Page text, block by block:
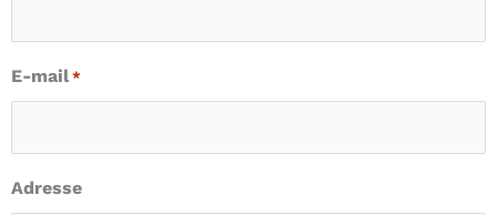
E-mail *
Adresse